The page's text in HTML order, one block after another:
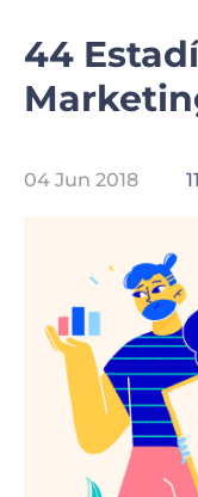
44
04 Jun 2018